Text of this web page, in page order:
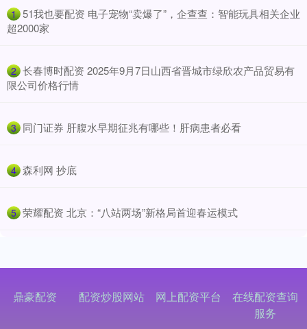
1 ​51我也要配资 电子宠物“卖爆了”，企查查：智能玩具相关企业
超2000家
2 ​长春博时配资 2025年9月7日山西省晋城市绿欣农产品贸易有
限公司价格行情
3 ​同门证券 肝腹水早期征兆有哪些！肝病患者必看
4 ​森利网 抄底
5 ​荣耀配资 北京：“八站两场”新格局首迎春运模式
鼎豪配资 配资炒股网站 网上配资平台
在线配资查询
服务